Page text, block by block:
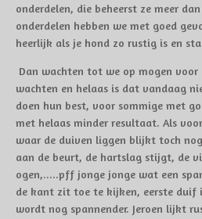
onderdelen, die beheerst ze meer
onderdelen hebben we met goed
heerlijk als je hond zo rustig is en
Dan wachten tot we op mogen
wachten en helaas is dat vandaag
doen hun best, voor sommige met
met helaas minder resultaat. Als
waar de duiven liggen blijkt toch
aan de beurt, de hartslag stijgt, de
ogen,.....pff jonge jonge wat een
de kant zit toe te kijken, eerste duif
wordt nog spannender. Jeroen lijkt